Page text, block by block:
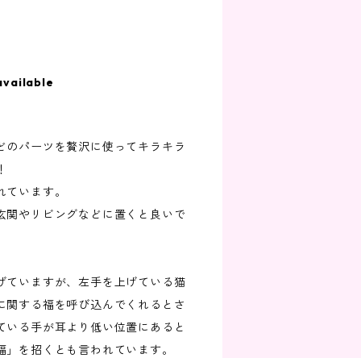
パーツを贅沢に使ってキラキラ
います。
関やリビングなどに置くと良いで
ていますが、左手を上げている猫
する福を呼び込んでくれるとさ
る手が耳より低い位置にあると
を招くとも言われています。